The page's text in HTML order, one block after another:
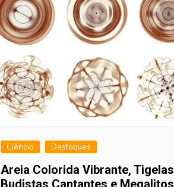
Ciência Destaques
Areia Colorida Vibrante, Tigelas
Budistas Cantantes e Megalitos